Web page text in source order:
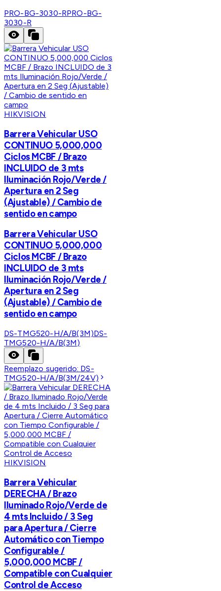
PRO-BG-3030-RPRO-BG-
3030-R
HIKVISION
Barrera Vehicular USO
CONTINUO 5,000,000
Ciclos MCBF / Brazo
INCLUIDO de 3 mts
Iluminación Rojo/Verde /
Apertura en 2 Seg
(Ajustable) / Cambio de
sentido en campo
Barrera Vehicular USO
CONTINUO 5,000,000
Ciclos MCBF / Brazo
INCLUIDO de 3 mts
Iluminación Rojo/Verde /
Apertura en 2 Seg
(Ajustable) / Cambio de
sentido en campo
DS-TMG520-H/A/B(3M)DS-
TMG520-H/A/B(3M)
Reemplazo sugerido: DS-
TMG520-H/A/B(3M/24V)
HIKVISION
Barrera Vehicular
DERECHA / Brazo
Iluminado Rojo/Verde de
4 mts Incluido / 3 Seg
para Apertura / Cierre
Automático con Tiempo
Configurable /
5,000,000 MCBF /
Compatible con Cualquier
Control de Acceso